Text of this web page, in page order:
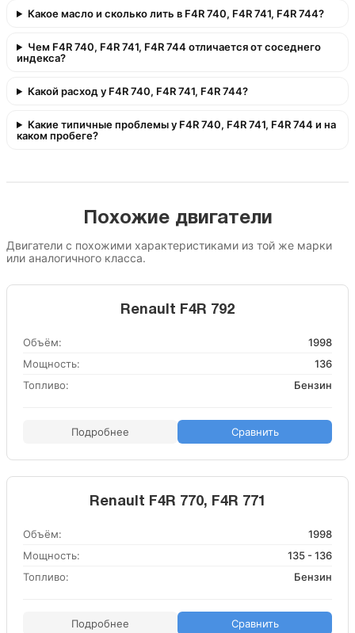
Какое масло и сколько лить в F4R 740, F4R 741, F4R 744?
Чем F4R 740, F4R 741, F4R 744 отличается от соседнего
индекса?
Какой расход у F4R 740, F4R 741, F4R 744?
Какие типичные проблемы у F4R 740, F4R 741, F4R 744 и на
каком пробеге?
Похожие двигатели
Двигатели с похожими характеристиками из той же марки
или аналогичного класса.
Renault F4R 792
Объём:
1998
Мощность:
136
Топливо:
Бензин
Подробнее Сравнить
Renault F4R 770, F4R 771
Объём:
1998
Мощность:
135 - 136
Топливо:
Бензин
Подробнее Сравнить